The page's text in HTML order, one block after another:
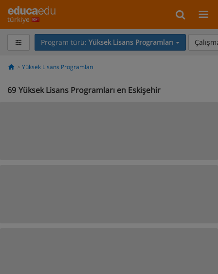
türkiye
Program türü: Yüksek Lisans Programları
Yüksek Lisans Programları
69 Yüksek Lisans Programları en Eskişehir